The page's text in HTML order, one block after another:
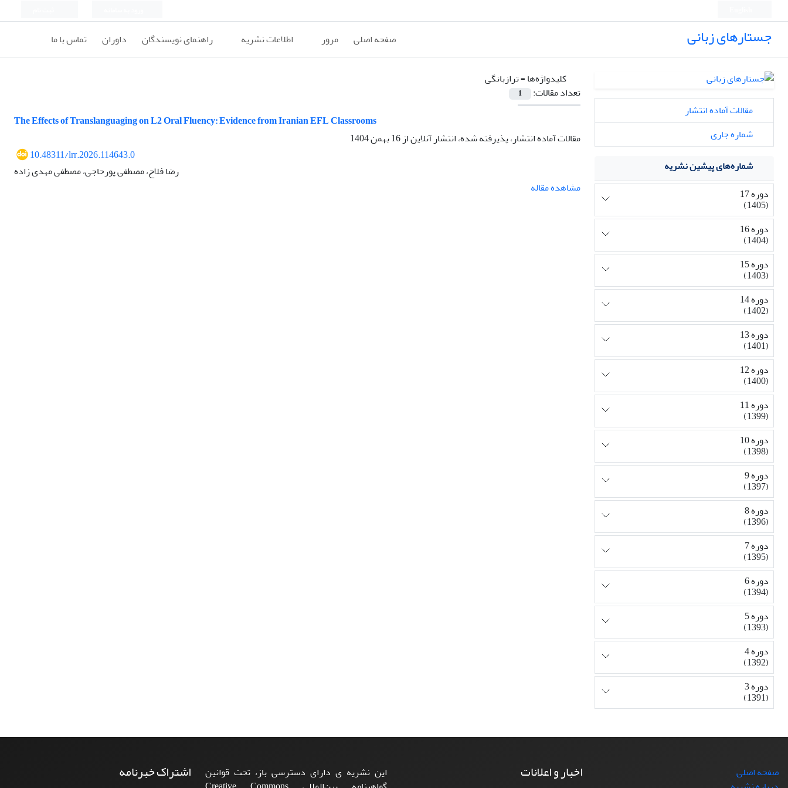
جستارهای زبانی صفحه اصلی مرور اطلاعات نشریه راهنمای نویسندگان داوران تماس با ما
کلیدواژه‌ها =ترازبانگی
تعداد مقالات:
1
The Effects of Translanguaging on L2 Oral Fluency: Evidence from Iranian EFL Classrooms
مقالات آماده انتشار، پذیرفته شده، انتشار آنلاین از16 بهمن 1404
10.48311/lrr.2026.114643.0
رضا فلاح، مصطفی پورحاجی، مصطفی مهدی زاده
مشاهده مقاله
مقالات آماده انتشار
شماره جاری
شماره‌های پیشین نشریه
دوره 17
(1405)
دوره 16
(1404)
دوره 15
(1403)
دوره 14
(1402)
دوره 13
(1401)
دوره 12
(1400)
دوره 11
(1399)
دوره 10
(1398)
دوره 9
(1397)
دوره 8
(1396)
دوره 7
(1395)
دوره 6
(1394)
دوره 5
(1393)
دوره 4
(1392)
دوره 3
(1391)
صفحه اصلی
اخبار و اعلانات
این نشریه ی دارای دسترسی باز، تحت قوانین
اشتراک خبرنامه